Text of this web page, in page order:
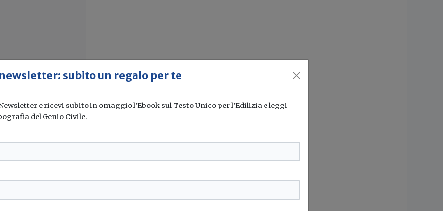
Assistal: PA
nel
subito un regalo per te
e ricevi subito in omaggio l’Ebook sul Testo Unico per l’Edilizia e leggi
del Genio Civile.